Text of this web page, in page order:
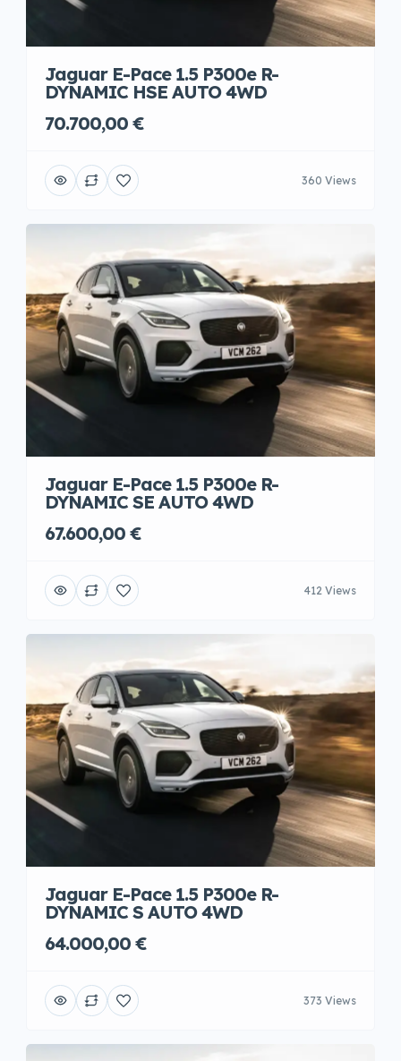
Jaguar E-Pace 1.5 P300e R-
DYNAMIC HSE AUTO 4WD
70.700,00 €
360 Views
Jaguar E-Pace 1.5 P300e R-
DYNAMIC SE AUTO 4WD
67.600,00 €
412 Views
Jaguar E-Pace 1.5 P300e R-
DYNAMIC S AUTO 4WD
64.000,00 €
373 Views